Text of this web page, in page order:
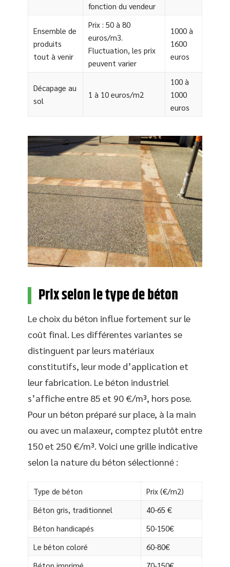
fonction du vendeur
Ensemble de
produits
tout à venir
Prix : 50 à 80
euros/m3.
Fluctuation, les prix
peuvent varier
1000 à
1600
euros
Décapage au
sol
1 à 10 euros/m2
100 à
1000
euros
Prix selon le type de béton
Le choix du béton influe fortement sur le
coût final. Les différentes variantes se
distinguent par leurs matériaux
constitutifs, leur mode d’application et
leur fabrication. Le béton industriel
s’affiche entre 85 et 90 €/m³, hors pose.
Pour un béton préparé sur place, à la main
ou avec un malaxeur, comptez plutôt entre
150 et 250 €/m³. Voici une grille indicative
selon la nature du béton sélectionné :
Type de béton
Prix (€/m2)
Béton gris, traditionnel
40-65 €
Béton handicapés
50-150€
Le béton coloré
60-80€
Béton imprimé
70-150€